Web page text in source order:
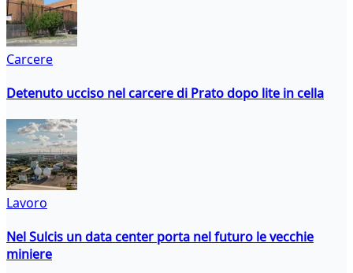
Carcere
Detenuto ucciso nel carcere di Prato dopo lite in cella
Lavoro
Nel Sulcis un data center porta nel futuro le vecchie
miniere